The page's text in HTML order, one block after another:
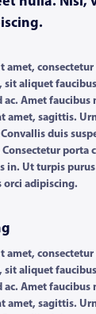
amet,
sit aliquet
ac. Amet
amet, sagittis.
duis
porta
in. Ut turpis
orci adipiscing.
amet,
sit aliquet
ac. Amet
amet, sagittis.